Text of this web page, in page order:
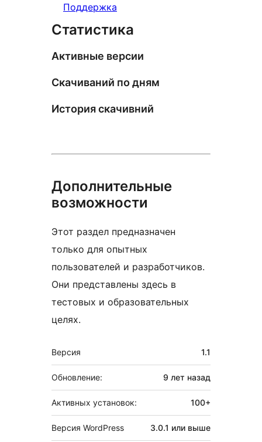
Поддержка
Статистика
Активные версии
Скачиваний по дням
История скачивний
Дополнительные
возможности
Этот раздел предназначен
только для опытных
пользователей и разработчиков.
Они представлены здесь в
тестовых и образовательных
целях.
Мета
Версия 1.1
Обновление: 9 лет назад
Активных установок: 100+
Версия WordPress 3.0.1 или выше